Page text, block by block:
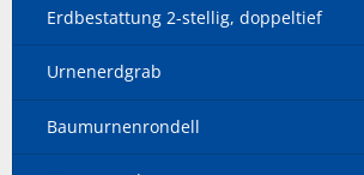
Erdbestattung 2-stellig, doppeltief
Urnenerdgrab
Baumurnenrondell